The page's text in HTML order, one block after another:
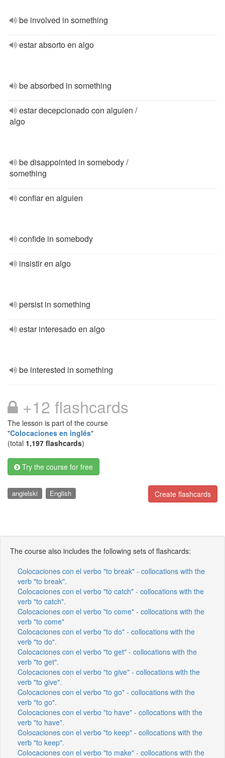
be involved in something
estar absorto en algo
be absorbed in something
estar decepcionado con alguien /
algo
be disappointed in somebody /
something
confiar en alguien
confide in somebody
insistir en algo
persist in something
estar interesado en algo
be interested in something
+12 flashcards
The lesson is part of the course
"Colocaciones en inglés"
(total 1,197 flashcards)
Try the course for free
Create flashcards
angielski English
The course also includes the following sets of flashcards:
Colocaciones con el verbo "to break" - collocations with the
verb "to break".
Colocaciones con el verbo "to catch" - collocations with the
verb "to catch".
Colocaciones con el verbo "to come" - collocations with the
verb "to come"
Colocaciones con el verbo "to do" - collocations with the
verb "to do".
Colocaciones con el verbo "to get" - collocations with the
verb "to get".
Colocaciones con el verbo "to give" - collocations with the
verb "to give".
Colocaciones con el verbo "to go" - collocations with the
verb "to go".
Colocaciones con el verbo "to have" - collocations with the
verb "to have".
Colocaciones con el verbo "to keep" - collocations with the
verb "to keep".
Colocaciones con el verbo "to make" - collocations with the